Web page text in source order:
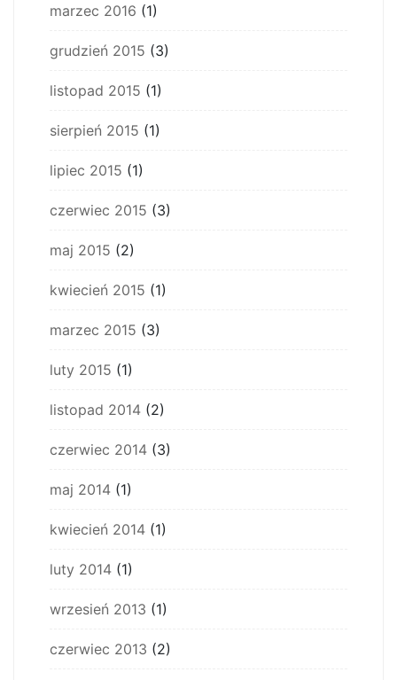
marzec 2016 (1)
grudzień 2015 (3)
listopad 2015 (1)
sierpień 2015 (1)
lipiec 2015 (1)
czerwiec 2015 (3)
maj 2015 (2)
kwiecień 2015 (1)
marzec 2015 (3)
luty 2015 (1)
listopad 2014 (2)
czerwiec 2014 (3)
maj 2014 (1)
kwiecień 2014 (1)
luty 2014 (1)
wrzesień 2013 (1)
czerwiec 2013 (2)